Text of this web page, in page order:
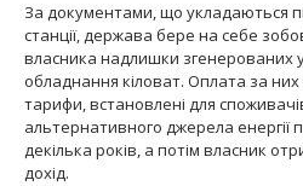
За документами, що укладаються
станції, держава бере на себе
власника надлишки згенерованих
обладнання кіловат. Оплата за
тарифи, встановлені для
альтернативного джерела енергії
декілька років, а потім власник
дохід.